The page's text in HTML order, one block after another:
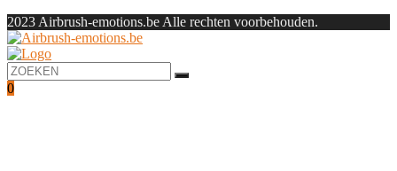
2023 Airbrush-emotions.be Alle rechten voorbehouden.
0